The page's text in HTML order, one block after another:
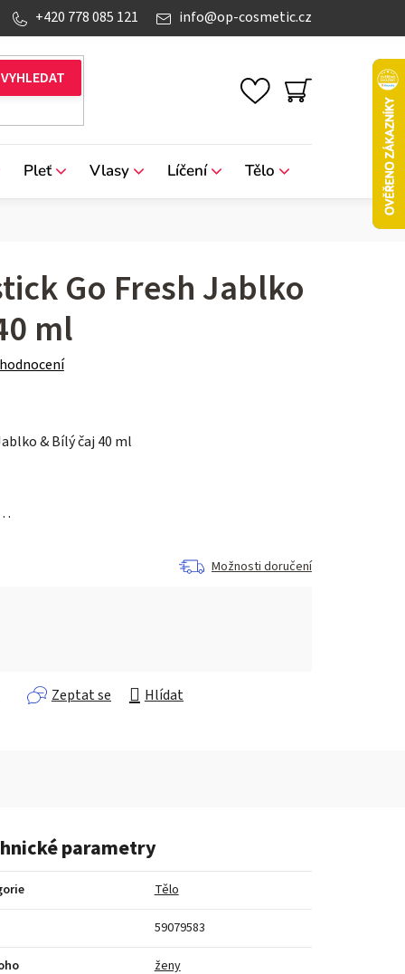
info@op-cosmetic.cz
+420 778 085 121
NÁKUPNÍ
Pleť Vlasy Líčení Tělo
Go Fresh Jablko
ml
& Bílý čaj 40 ml
Možnosti doručení
Zeptat se Hlídat
parametry
Tělo
59079583
ženy